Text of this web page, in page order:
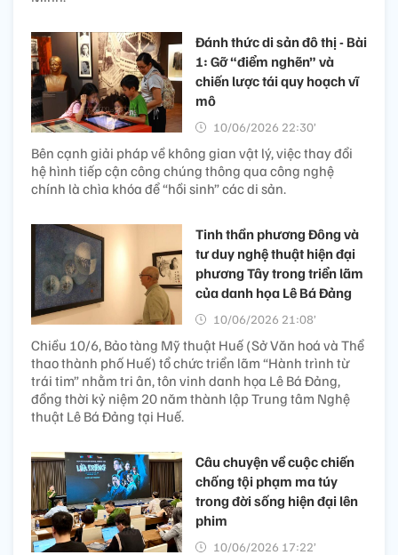
Đánh thức di sản đô thị - Bài
1: Gỡ “điểm nghẽn” và
chiến lược tái quy hoạch vĩ
mô
10/06/2026 22:30’
Bên cạnh giải pháp về không gian vật lý, việc thay đổi
hệ hình tiếp cận công chúng thông qua công nghệ
chính là chìa khóa để “hồi sinh” các di sản.
Tinh thần phương Đông và
tư duy nghệ thuật hiện đại
phương Tây trong triển lãm
của danh họa Lê Bá Đảng
10/06/2026 21:08’
Chiều 10/6, Bảo tàng Mỹ thuật Huế (Sở Văn hoá và Thể
thao thành phố Huế) tổ chức triển lãm “Hành trình từ
trái tim” nhằm tri ân, tôn vinh danh họa Lê Bá Đảng,
đồng thời kỷ niệm 20 năm thành lập Trung tâm Nghệ
thuật Lê Bá Đảng tại Huế.
Câu chuyện về cuộc chiến
chống tội phạm ma túy
trong đời sống hiện đại lên
phim
10/06/2026 17:22’